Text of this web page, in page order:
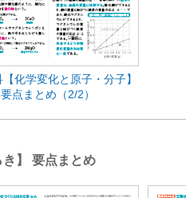
化学変化と原子・分子】
要点まとめ（2/2）
】 要点まとめ